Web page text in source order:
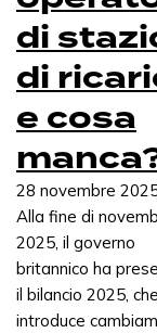
di
di
e cosa
28 novembre
Alla fine di
2025, il governo
britannico ha
il bilancio 2025, che
introduce